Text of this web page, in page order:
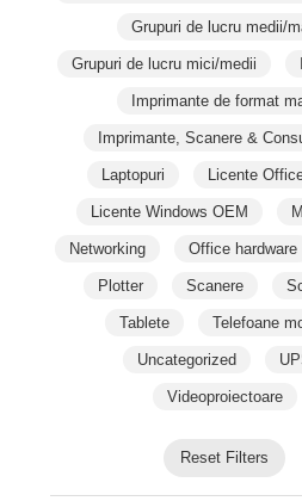
Grupuri de lucru medii/
Grupuri de lucru mici/medii
Imprimante de format
Imprimante, Scanere &
Laptopuri Licente
Licente Windows OEM
Networking Office hardware
Plotter Scanere
Tablete Telefoane
Uncategorized
Videoproiectoare
Reset Filters